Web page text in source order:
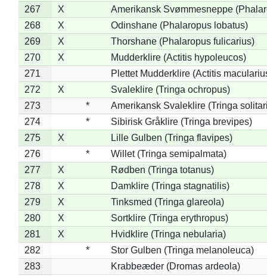
267
X
Amerikansk Svømmesneppe
268
X
Odinshane (Phalaropus lobatus)
269
X
Thorshane (Phalaropus fulicarius)
270
X
Mudderklire (Actitis hypoleucos)
271
Plettet Mudderklire (Actitis
272
X
Svaleklire (Tringa ochropus)
273
*
Amerikansk Svaleklire (Tringa
274
*
Sibirisk Gråklire (Tringa brevipes)
275
X
Lille Gulben (Tringa flavipes)
276
*
Willet (Tringa semipalmata)
277
X
Rødben (Tringa totanus)
278
X
Damklire (Tringa stagnatilis)
279
X
Tinksmed (Tringa glareola)
280
X
Sortklire (Tringa erythropus)
281
X
Hvidklire (Tringa nebularia)
282
*
Stor Gulben (Tringa melanoleuca)
283
Krabbeæder (Dromas ardeola)